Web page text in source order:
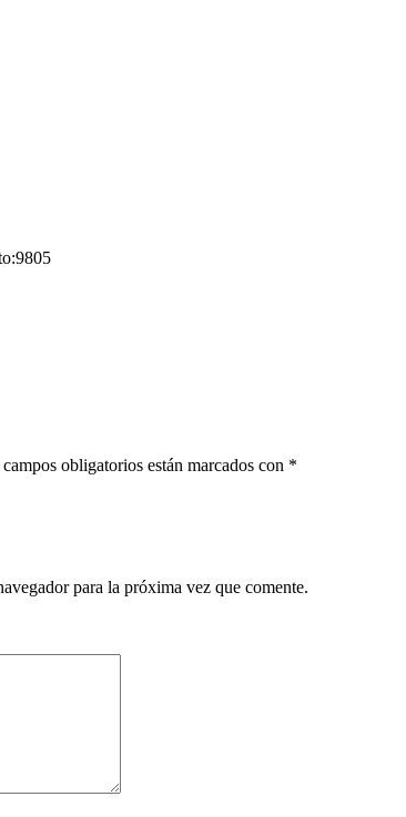
9805
obligatorios están marcados con *
para la próxima vez que comente.